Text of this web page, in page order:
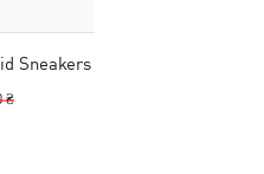
Sneakers
₴